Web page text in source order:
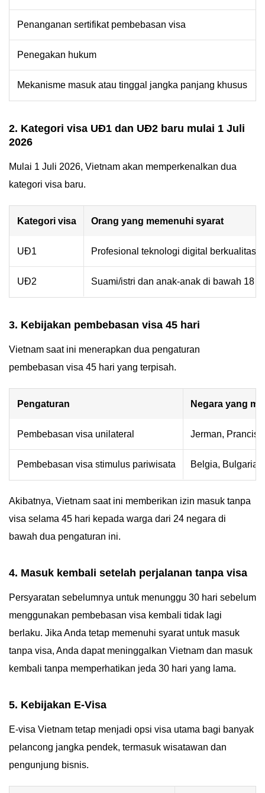
Penanganan sertifikat pembebasan visa
Penegakan hukum
Mekanisme masuk atau tinggal jangka panjang khusus
2. Kategori visa UĐ1 dan UĐ2 baru mulai 1 Juli
2026
Mulai 1 Juli 2026, Vietnam akan memperkenalkan dua
kategori visa baru.
Kategori visa Orang yang memenuhi syarat
UĐ1 Profesional teknologi digital berkualitas
UĐ2 Suami/istri dan anak-anak di bawah 18
3. Kebijakan pembebasan visa 45 hari
Vietnam saat ini menerapkan dua pengaturan
pembebasan visa 45 hari yang terpisah.
Pengaturan Negara yang
Pembebasan visa unilateral Jerman, Prancis,
Pembebasan visa stimulus pariwisata Belgia, Bulgaria,
Akibatnya, Vietnam saat ini memberikan izin masuk tanpa
visa selama 45 hari kepada warga dari 24 negara di
bawah dua pengaturan ini.
4. Masuk kembali setelah perjalanan tanpa visa
Persyaratan sebelumnya untuk menunggu 30 hari sebelum
menggunakan pembebasan visa kembali tidak lagi
berlaku. Jika Anda tetap memenuhi syarat untuk masuk
tanpa visa, Anda dapat meninggalkan Vietnam dan masuk
kembali tanpa memperhatikan jeda 30 hari yang lama.
5. Kebijakan E-Visa
E-visa Vietnam tetap menjadi opsi visa utama bagi banyak
pelancong jangka pendek, termasuk wisatawan dan
pengunjung bisnis.